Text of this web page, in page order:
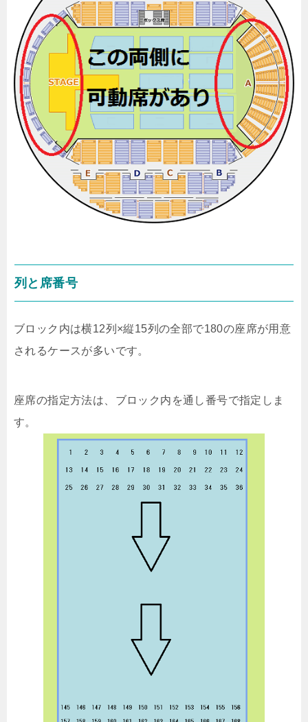
列と席番号
ブロック内は横12列×縦15列の全部で180の座席が用意
されるケースが多いです。
座席の指定方法は、ブロック内を通し番号で指定しま
す。